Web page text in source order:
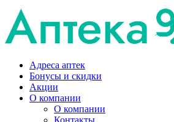
Адреса аптек
Бонусы и скидки
Акции
О компании
О компании
Контакты